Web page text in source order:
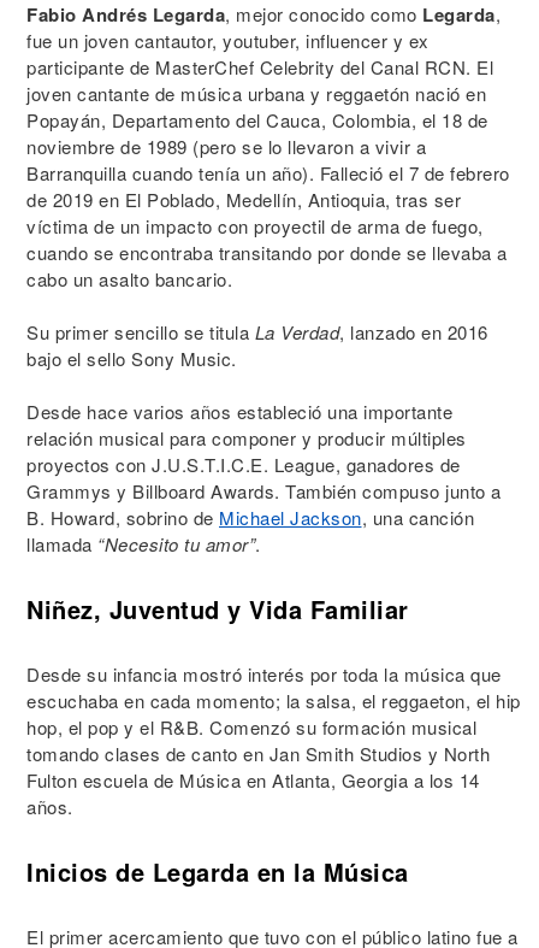
Fabio Andrés Legarda, mejor conocido como Legarda,
fue un joven cantautor, youtuber, influencer y ex
participante de MasterChef Celebrity del Canal RCN. El
joven cantante de música urbana y reggaetón nació en
Popayán, Departamento del Cauca, Colombia, el 18 de
noviembre de 1989 (pero se lo llevaron a vivir a
Barranquilla cuando tenía un año). Falleció el 7 de febrero
de 2019 en El Poblado, Medellín, Antioquia, tras ser
víctima de un impacto con proyectil de arma de fuego,
cuando se encontraba transitando por donde se llevaba a
cabo un asalto bancario.
Su primer sencillo se titula La Verdad, lanzado en 2016
bajo el sello Sony Music.
Desde hace varios años estableció una importante
relación musical para componer y producir múltiples
proyectos con J.U.S.T.I.C.E. League, ganadores de
Grammys y Billboard Awards. También compuso junto a
B. Howard, sobrino de Michael Jackson, una canción
llamada “Necesito tu amor”.
Niñez, Juventud y Vida Familiar
Desde su infancia mostró interés por toda la música que
escuchaba en cada momento; la salsa, el reggaeton, el hip
hop, el pop y el R&B. Comenzó su formación musical
tomando clases de canto en Jan Smith Studios y North
Fulton escuela de Música en Atlanta, Georgia a los 14
años.
Inicios de Legarda en la Música
El primer acercamiento que tuvo con el público latino fue a